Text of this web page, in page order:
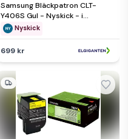
Samsung Bläckpatron CLT-
Y406S Gul - Nyskick - i
originalförpackning
Nyskick
699 kr